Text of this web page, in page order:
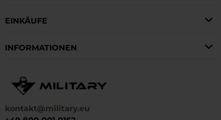
kontakt@military.eu
EINKÄUFE
INFORMATIONEN